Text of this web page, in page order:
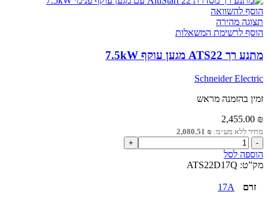
הוסף להשוואה
תצוגה מהירה
הוסף לרשימת המשאלות
מתנע רך ATS22 מגען עוקף 7.5kW
Schneider Electric
זמין בהזמנה מראש
2,455.00 ₪
מחיר ללא מע״מ: 2,080.51 ₪
כמות
של
מתנע
ATS22
מגען
הוספה לסל
מק”ט: ATS22D17Q
זרם 17A